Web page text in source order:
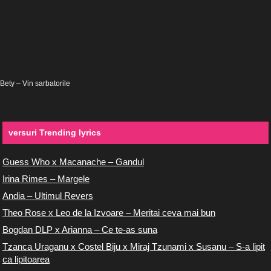
Bety – Vin sarbatorile
versuri Trending lyrics
Guess Who x Macanache – Gandul
Irina Rimes – Margele
Andia – Ultimul Revers
Theo Rose x Leo de la Izvoare – Meritai ceva mai bun
Bogdan DLP x Arianna – Ce te-as suna
Tzanca Uraganu x Costel Biju x Miraj Tzunami x Susanu – S-a lipit
ca lipitoarea